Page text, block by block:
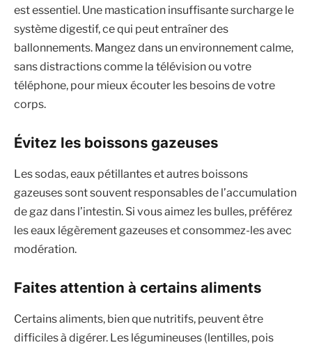
est essentiel. Une mastication insuffisante surcharge le
système digestif, ce qui peut entraîner des
ballonnements. Mangez dans un environnement calme,
sans distractions comme la télévision ou votre
téléphone, pour mieux écouter les besoins de votre
corps.
Évitez les boissons gazeuses
Les sodas, eaux pétillantes et autres boissons
gazeuses sont souvent responsables de l’accumulation
de gaz dans l’intestin. Si vous aimez les bulles, préférez
les eaux légèrement gazeuses et consommez-les avec
modération.
Faites attention à certains aliments
Certains aliments, bien que nutritifs, peuvent être
difficiles à digérer. Les légumineuses (lentilles, pois